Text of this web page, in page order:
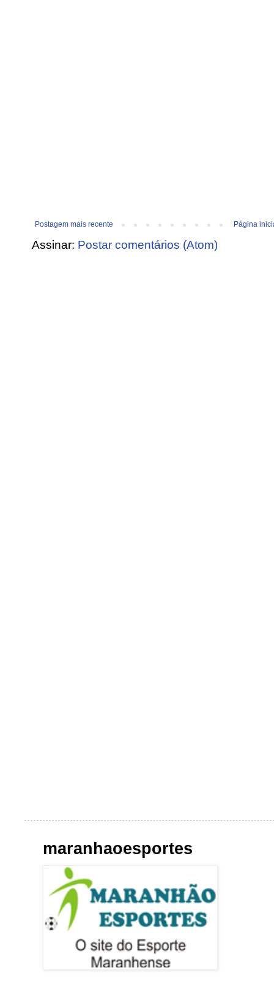
Postagem mais recente Página
Assinar: Postar comentários (Atom)
maranhaoesportes